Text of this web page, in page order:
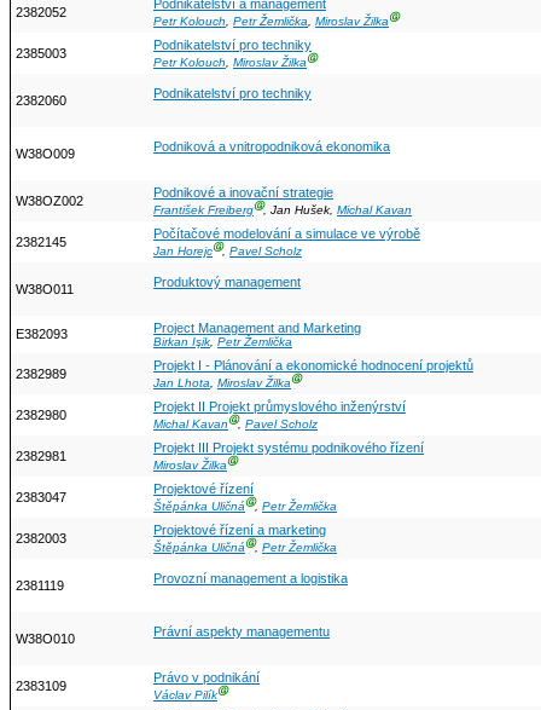
2382052
Podnikatelství a management
Petr Kolouch, Petr Žemlička, Miroslav ŽilkaⒼ
2385003
Podnikatelství pro techniky
Petr Kolouch, Miroslav ŽilkaⒼ
2382060 Podnikatelství pro techniky
W38O009 Podniková a vnitropodniková ekonomika
W38OZ002
Podnikové a inovační strategie
František FreibergⒼ, Jan Hušek, Michal Kavan
2382145
Počítačové modelování a simulace ve výrobě
Jan HorejcⒼ, Pavel Scholz
W38O011 Produktový management
E382093 Project Management and Marketing
Birkan Işik, Petr Žemlička
2382989
Projekt I - Plánování a ekonomické hodnocení projektů
Jan Lhota, Miroslav ŽilkaⒼ
2382980
Projekt II Projekt průmyslového inženýrství
Michal KavanⒼ, Pavel Scholz
2382981
Projekt III Projekt systému podnikového řízení
Miroslav ŽilkaⒼ
2383047
Projektové řízení
Štěpánka UličnáⒼ, Petr Žemlička
2382003
Projektové řízení a marketing
Štěpánka UličnáⒼ, Petr Žemlička
2381119 Provozní management a logistika
W38O010 Právní aspekty managementu
2383109
Právo v podnikání
Václav PilíkⒼ